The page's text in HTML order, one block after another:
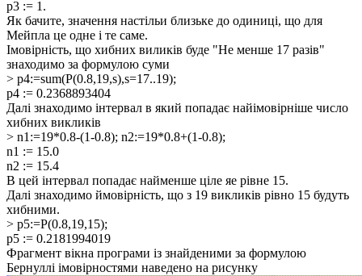
p3 := 1.
Як бачите, значення настільи близьке до одиниці, що для
Мейпла це одне і те саме.
Імовірність, що хибних виликів буде "Не менше 17 разів"
знаходимо за формулою суми
> p4:=sum(P(0.8,19,s),s=17..19);
p4 := 0.2368893404
Далі знаходимо інтервал в який попадає найімовірніше число
хибних викликів
> n1:=19*0.8-(1-0.8); n2:=19*0.8+(1-0.8);
n1 := 15.0
n2 := 15.4
В цей інтервал попадає найменше ціле яе рівне 15.
Далі знаходимо ймовірність, що з 19 викликів рівно 15 будуть
хибними.
> p5:=P(0.8,19,15);
p5 := 0.2181994019
Фрагмент вікна програми із знайденими за формулою
Бернуллі імовірностями наведено на рисунку